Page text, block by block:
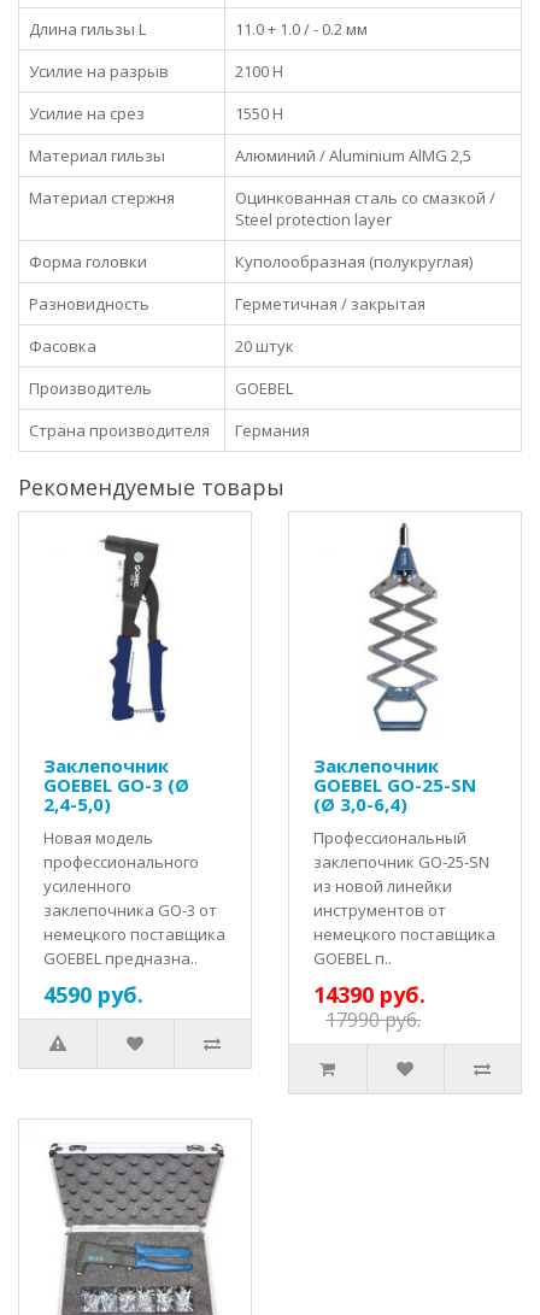
Длина гильзы L
11.0 + 1.0 / - 0.2 мм
Усилие на разрыв
2100 Н
Усилие на срез
1550 Н
Материал гильзы
Алюминий / Aluminium AlMG 2,5
Материал стержня
Оцинкованная сталь со смазкой /
Steel protection layer
Форма головки
Куполообразная (полукруглая)
Разновидность
Герметичная / закрытая
Фасовка
20 штук
Производитель
GOEBEL
Страна производителя
Германия
Рекомендуемые товары
Заклепочник
GOEBEL GO-3 (Ø
2,4-5,0)
Новая модель
профессионального
усиленного
заклепочника GO-3 от
немецкого поставщика
GOEBEL предназна..
4590 руб.
Заклепочник
GOEBEL GO-25-SN
(Ø 3,0-6,4)
Профессиональный
заклепочник GO-25-SN
из новой линейки
инструментов от
немецкого поставщика
GOEBEL п..
14390 руб.
17990 руб.